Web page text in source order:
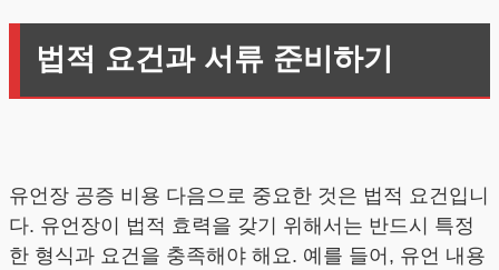
법적 요건과 서류 준비하기
유언장 공증 비용 다음으로 중요한 것은 법적 요건입니
다. 유언장이 법적 효력을 갖기 위해서는 반드시 특정
한 형식과 요건을 충족해야 해요. 예를 들어, 유언 내용